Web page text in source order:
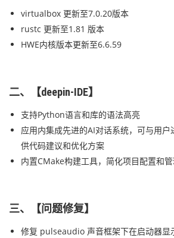
virtualbox 更新至7.0.20版本
rustc 更新至1.81 版本
HWE内核版本更新至6.6.59
二、【deepin-IDE】
支持Python语言和库的语法高亮
应用内集成先进的AI对话系统，可与用
供代码建议和优化方案
内置CMake构建工具，简化项目配置和
三、【问题修复】
修复 pulseaudio 声音框架下在启动器显